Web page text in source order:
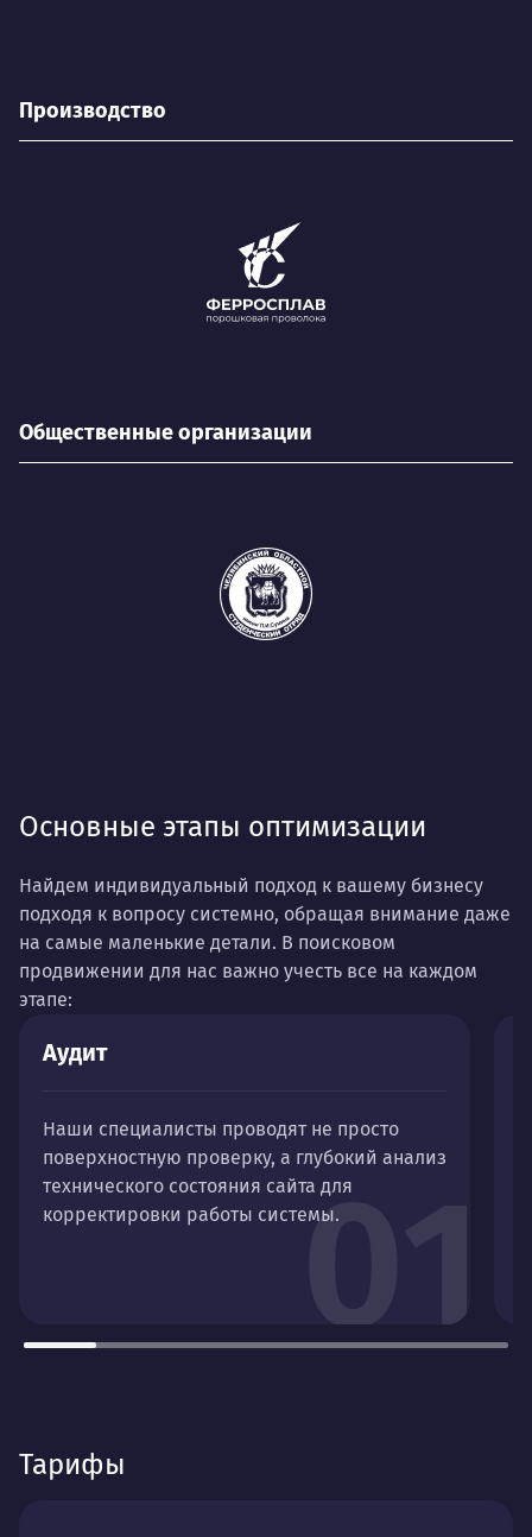
Производство
Общественные организации
Основные этапы оптимизации
Найдем индивидуальный подход к вашему бизнесу
подходя к вопросу системно, обращая внимание даже
на самые маленькие детали. В поисковом
продвижении для нас важно учесть все на каждом
этапе:
01
Аудит
Наши специалисты проводят не просто
поверхностную проверку, а глубокий анализ
технического состояния сайта для
корректировки работы системы.
Тарифы